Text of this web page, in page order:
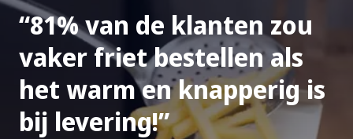
81% van de klanten zou
vaker friet bestellen als
het warm en knapperig is
bij levering!